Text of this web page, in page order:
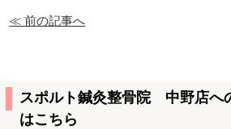
≪ 前の記事へ
スポルト鍼灸整骨院 中野店へ
はこちら